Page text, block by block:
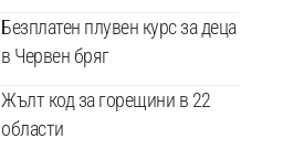
Безплатен плувен курс за деца
в Червен бряг
Жълт код за горещини в 22
области